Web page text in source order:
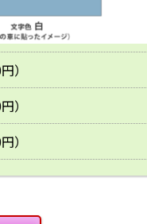
）
）
）